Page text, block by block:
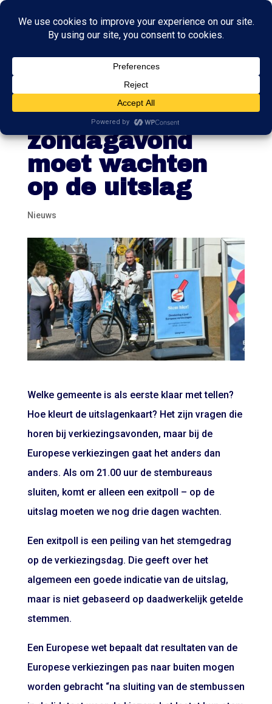
Waarom
Nederland tot
zondagavond
moet wachten
op de uitslag
Nieuws
Welke gemeente is als eerste klaar met tellen?
Hoe kleurt de uitslagenkaart? Het zijn vragen die
horen bij verkiezingsavonden, maar bij de
Europese verkiezingen gaat het anders dan
anders. Als om 21.00 uur de stembureaus
sluiten, komt er alleen een exitpoll – op de
uitslag moeten we nog drie dagen wachten.
Een exitpoll is een peiling van het stemgedrag
op de verkiezingsdag. Die geeft over het
algemeen een goede indicatie van de uitslag,
maar is niet gebaseerd op daadwerkelijk getelde
stemmen.
Een Europese wet bepaalt dat resultaten van de
Europese verkiezingen pas naar buiten mogen
worden gebracht “na sluiting van de stembussen